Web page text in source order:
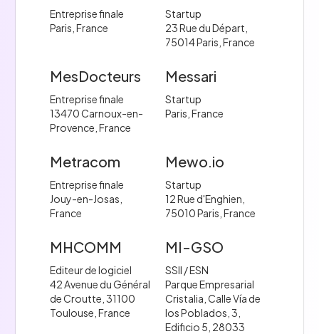
Entreprise finale
Paris, France
Startup
23 Rue du Départ,
75014 Paris, France
MesDocteurs
Entreprise finale
13470 Carnoux-en-
Provence, France
Messari
Startup
Paris, France
Metracom
Entreprise finale
Jouy-en-Josas,
France
Mewo.io
Startup
12 Rue d'Enghien,
75010 Paris, France
MHCOMM
Editeur de logiciel
42 Avenue du Général
de Croutte, 31100
Toulouse, France
MI-GSO
SSII / ESN
Parque Empresarial
Cristalia, Calle Vía de
los Poblados, 3,
Edificio 5, 28033